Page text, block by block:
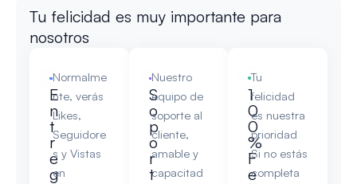
Tu felicidad es muy importante para
nosotros
E
n
t
r
e
g
Normalme
nte, verás
Likes,
Seguidore
s y Vistas
en
S
o
p
o
r
t
Nuestro
equipo de
soporte al
cliente,
amable y
capacitad
1
0
0
%
F
e
Tu
felicidad
es nuestra
prioridad
Si no estás
completa